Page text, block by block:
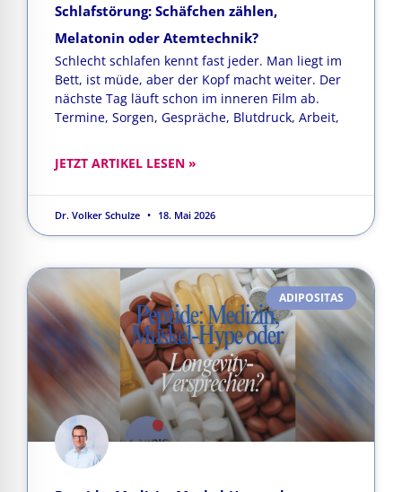
Schlafstörung: Schäfchen zählen,
Melatonin oder Atemtechnik?
Schlecht schlafen kennt fast jeder. Man liegt im
Bett, ist müde, aber der Kopf macht weiter. Der
nächste Tag läuft schon im inneren Film ab.
Termine, Sorgen, Gespräche, Blutdruck, Arbeit,
JETZT ARTIKEL LESEN »
Dr. Volker Schulze 18. Mai 2026
ADIPOSITAS